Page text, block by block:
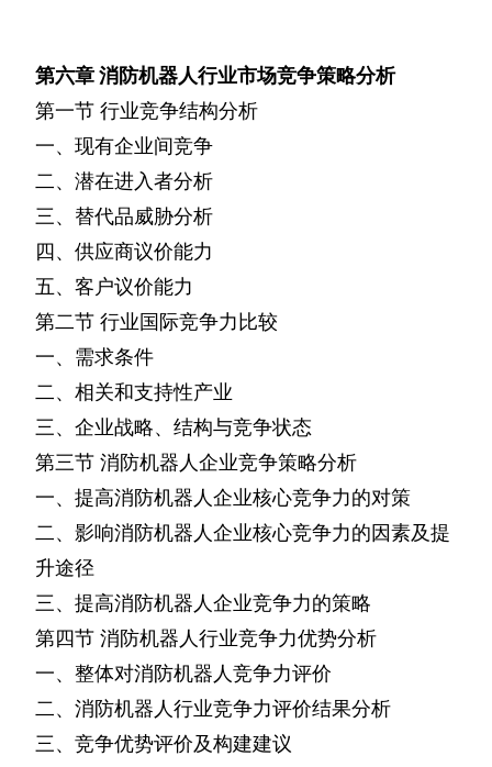
第六章消防机器人行业市场竞争策略分析
第一节 行业竞争结构分析
一、现有企业间竞争
二、潜在进入者分析
三、替代品威胁分析
四、供应商议价能力
五、客户议价能力
第二节 行业国际竞争力比较
一、需求条件
二、相关和支持性产业
三、企业战略、结构与竞争状态
第三节 消防机器人企业竞争策略分析
一、提高消防机器人企业核心竞争力的对策
二、影响消防机器人企业核心竞争力的因素及提
升途径
三、提高消防机器人企业竞争力的策略
第四节 消防机器人行业竞争力优势分析
一、整体对消防机器人竞争力评价
二、消防机器人行业竞争力评价结果分析
三、竞争优势评价及构建建议